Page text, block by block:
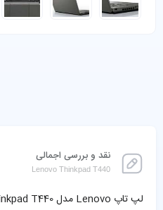
نقد و بررسی اجمالی
Lenovo Thinkpad T440